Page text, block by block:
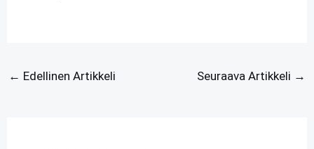
← Edellinen Artikkeli Seuraava Artikkeli →